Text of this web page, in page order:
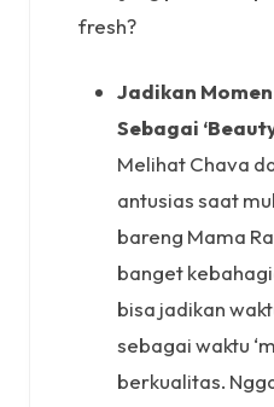
fresh?
Jadikan
Sebagai
Melihat Chava
antusias saat
bareng Mama
banget
bisa jadikan
sebagai waktu
berkualitas.